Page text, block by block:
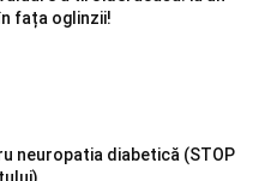
fața oglinzii!
neuropatia diabetică (STOP